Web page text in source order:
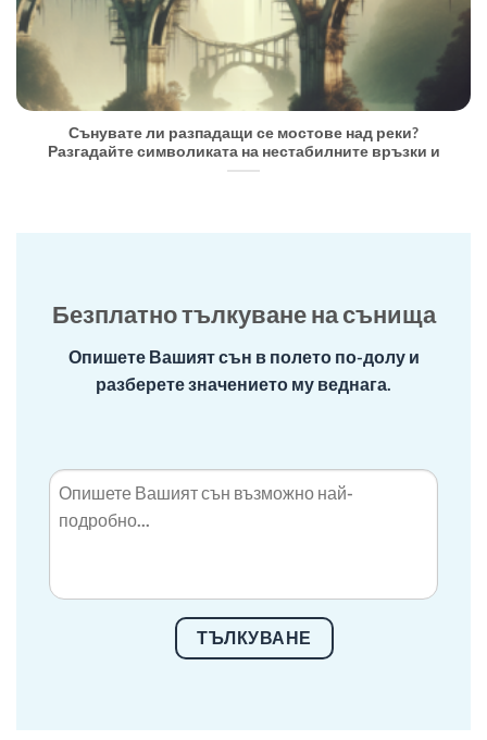
Сънувате ли разпадащи се мостове над реки?
Разгадайте символиката на нестабилните връзки и
Безплатно тълкуване на сънища
Опишете Вашият сън в полето по-долу и
разберете значението му веднага.
ТЪЛКУВАНЕ